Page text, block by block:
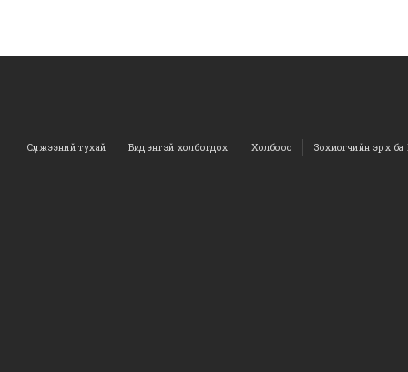
Сүлжээний тухай Бидэнтэй холбогдох Холбоос Зохиогчийн эрх